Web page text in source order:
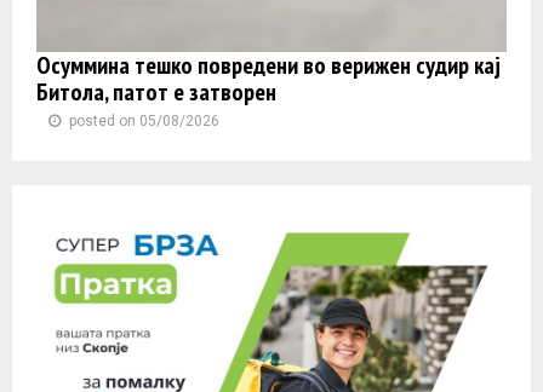
Осуммина тешко повредени во верижен судир кај
Битола, патот е затворен
posted on 05/08/2026